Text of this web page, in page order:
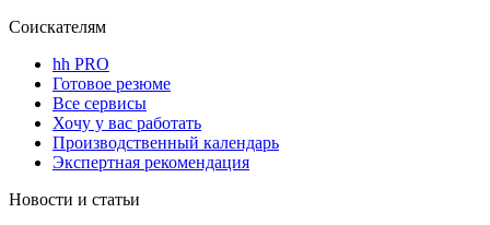
Соискателям
hh PRO
Готовое резюме
Все сервисы
Хочу у вас работать
Производственный календарь
Экспертная рекомендация
Новости и статьи